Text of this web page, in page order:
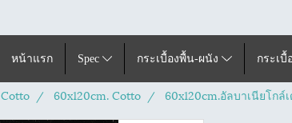
หน้าแรก Spec กระเบื้องพื้น-ผนัง กระเบื้
Cotto 60x120cm. Cotto 60x120cm.อัลบาเนียโกล์